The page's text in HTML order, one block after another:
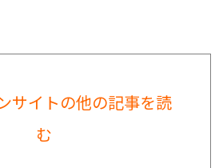
サイトの他の記事を読
む